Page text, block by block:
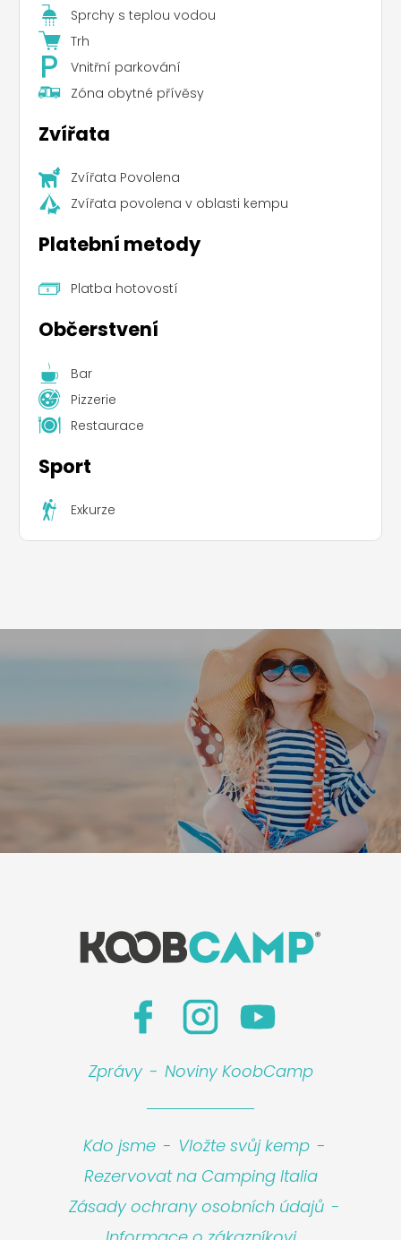
Sprchy s teplou vodou
Trh
Vnitřní parkování
Zóna obytné přívěsy
Zvířata
Zvířata Povolena
Zvířata povolena v oblasti kempu
Platební metody
Platba hotovostí
Občerstvení
Bar
Pizzerie
Restaurace
Sport
Exkurze
Leaflet |©Koobcamp S.r.l.
Zprávy - Noviny KoobCamp
Kdo jsme - Vložte svůj kemp -
Rezervovat na Camping Italia
Zásady ochrany osobních údajů -